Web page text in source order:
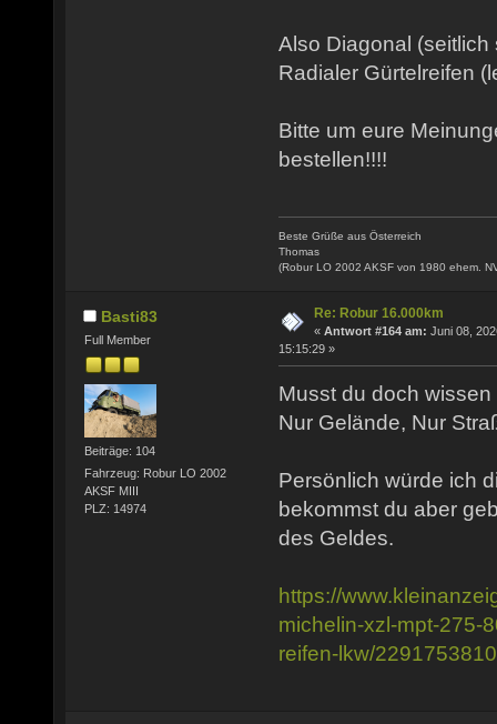
Also Diagonal
Radialer Gürtelreifen
Bitte um eure
bestellen!!!!
Beste Grüße aus Österreich
Thomas
(Robur LO 2002 AKSF von 1980 ehem.
Basti83
Full Member
Beiträge: 104
Fahrzeug: Robur LO 2002
AKSF MIII
PLZ: 14974
Re: Robur 16.000km
« Antwort #164 am: Juni 08,
15:15:29 »
Musst du doch
Nur Gelände, Nur
Persönlich würde ich
bekommst du aber
des Geldes.
https://
michelin-xzl-mpt-275-
reifen-lkw/